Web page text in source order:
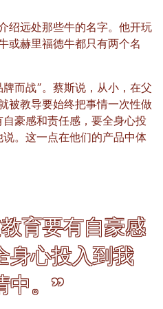
绍远处那些牛的名字。他开玩
或赫里福德牛都只有两个名
而战”。蔡斯说，从小，在父
被教导要始终把事情一次性做
豪感和责任感，要全身心投
。这一点在他们的产品中体
育要有自豪感
身心投入到我
中。”